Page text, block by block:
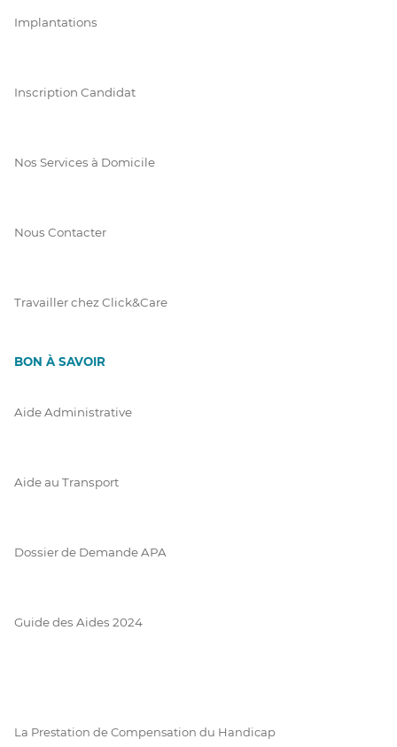
Implantations
Inscription Candidat
Nos Services à Domicile
Nous Contacter
Travailler chez Click&Care
BON À SAVOIR
Aide Administrative
Aide au Transport
Dossier de Demande APA
Guide des Aides 2024
La Prestation de Compensation du Handicap